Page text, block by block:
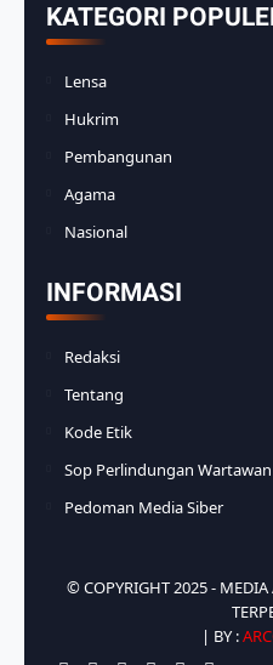
KATEGORI
Lensa
Hukrim
Pembangunan
Agama
Nasional
INFORMASI
Redaksi
Tentang
Kode Etik
Sop Perlindungan Wartawan
Pedoman Media Siber
© COPYRIGHT 2025 - MEDIA
| BY :